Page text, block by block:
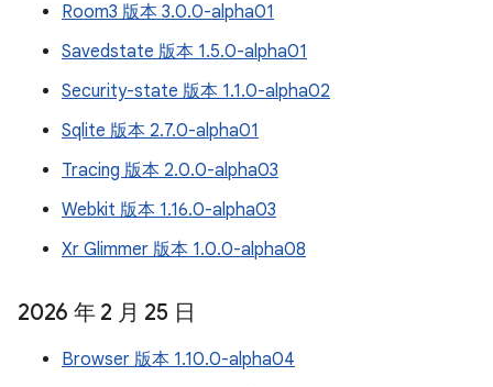
Room3 版本 3.0.0-alpha01
Savedstate 版本 1.5.0-alpha01
Security-state 版本 1.1.0-alpha02
Sqlite 版本 2.7.0-alpha01
Tracing 版本 2.0.0-alpha03
Webkit 版本 1.16.0-alpha03
Xr Glimmer 版本 1.0.0-alpha08
2026 年 2 月 25 日
Browser 版本 1.10.0-alpha04